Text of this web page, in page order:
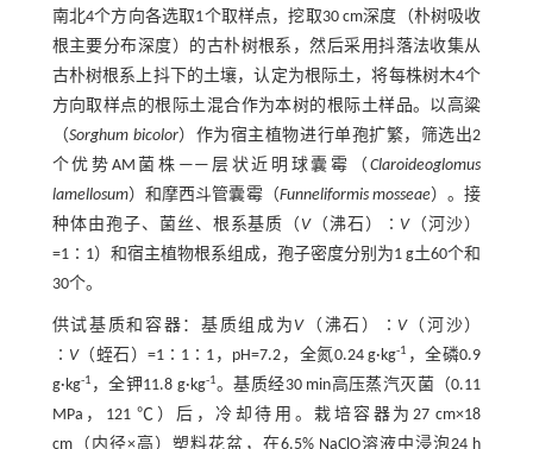
南北4个方向各选取1个取样点，挖取30 cm深度（朴树吸收
根主要分布深度）的古朴树根系，然后采用抖落法收集从
古朴树根系上抖下的土壤，认定为根际土，将每株树木4个
方向取样点的根际土混合作为本树的根际土样品。以高粱
（Sorghum bicolor）作为宿主植物进行单孢扩繁，筛选出2
个优势AM菌株——层状近明球囊霉（Claroideoglomus
lamellosum）和摩西斗管囊霉（Funneliformis mosseae）。接
种体由孢子、菌丝、根系基质（ V（沸石）∶ V（河沙）
=1∶1）和宿主植物根系组成，孢子密度分别为1 g土60个和
30个。
供试基质和容器：基质组成为 V（沸石）∶ V（河沙）
∶ V（蛭石）=1∶1∶1，pH=7.2，全氮0.24 g·kg-1 ，全磷0.9
g·kg-1 ，全钾11.8 g·kg-1。基质经30 min高压蒸汽灭菌（0.11
MPa，121 ℃）后，冷却待用。栽培容器为27 cm×18
cm（内径×高）塑料花盆，在6.5% NaClO溶液中浸泡24 h